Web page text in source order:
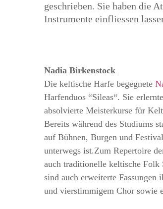
geschrieben. Sie haben die
Instrumente einfliessen
Nadia Birkenstock
Die keltische Harfe begegnete
Harfenduos “Sileas“. Sie
absolvierte Meisterkurse für
Bereits während des Studiums
auf Bühnen, Burgen und
unterwegs ist.Zum Repertoire
auch traditionelle keltische Folk
sind auch erweiterte Fassungen
und vierstimmigem Chor sowie